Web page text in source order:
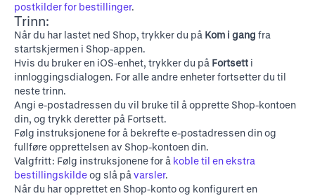
postkilder for bestillinger.
Trinn:
Når du har lastet ned Shop, trykker du på Kom i gang fra
startskjermen i Shop-appen.
Hvis du bruker en iOS-enhet, trykker du på Fortsett i
innloggingsdialogen. For alle andre enheter fortsetter du til
neste trinn.
Angi e-postadressen du vil bruke til å opprette Shop-kontoen
din, og trykk deretter på Fortsett.
Følg instruksjonene for å bekrefte e-postadressen din og
fullføre opprettelsen av Shop-kontoen din.
Valgfritt: Følg instruksjonene for å koble til en ekstra
bestillingskildeog slå på varsler.
Når du har opprettet en Shop-konto og konfigurert en